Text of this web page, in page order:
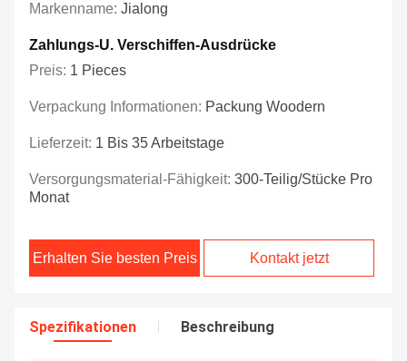
Markenname: Jialong
Zahlungs-U. Verschiffen-Ausdrücke
Preis: 1 Pieces
Verpackung Informationen: Packung Woodern
Lieferzeit: 1 Bis 35 Arbeitstage
Versorgungsmaterial-Fähigkeit: 300-Teilig/Stücke Pro
Monat
Erhalten Sie besten Preis Kontakt jetzt
Spezifikationen Beschreibung